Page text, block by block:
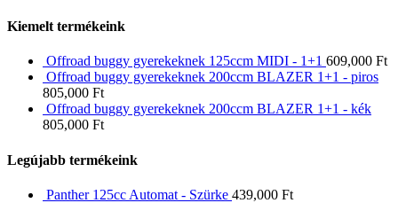
Kiemelt termékeink
Offroad buggy gyerekeknek 125ccm MIDI - 1+1 609,000 Ft
Offroad buggy gyerekeknek 200ccm BLAZER 1+1 - piros
805,000 Ft
Offroad buggy gyerekeknek 200ccm BLAZER 1+1 - kék
805,000 Ft
Legújabb termékeink
Panther 125cc Automat - Szürke 439,000 Ft